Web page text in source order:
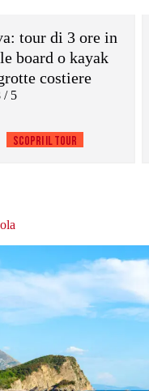
tour di 3 ore in
board o kayak
costiere
/ 5
Scopri il tour